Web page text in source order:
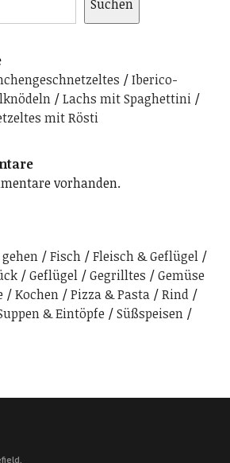
Suchen
Iberico-
Lachs mit Spaghettini
mit Rösti
vorhanden.
Fisch
Fleisch & Geflügel
Geflügel Gegrilltes
Gemüse
Kochen Pizza & Pasta
Rind
& Eintöpfe
Süßspeisen